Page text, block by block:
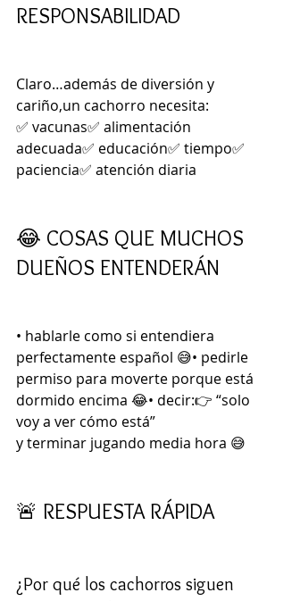
RESPONSABILIDAD
Claro…además de diversión y
cariño,un cachorro necesita:
✅ vacunas✅ alimentación
adecuada✅ educación✅ tiempo✅
paciencia✅ atención diaria
😂 COSAS QUE MUCHOS
DUEÑOS ENTENDERÁN
• hablarle como si entendiera
perfectamente español 😅• pedirle
permiso para moverte porque está
dormido encima 😂• decir:👉 “solo
voy a ver cómo está”
y terminar jugando media hora 😅
🚨 RESPUESTA RÁPIDA
¿Por qué los cachorros siguen